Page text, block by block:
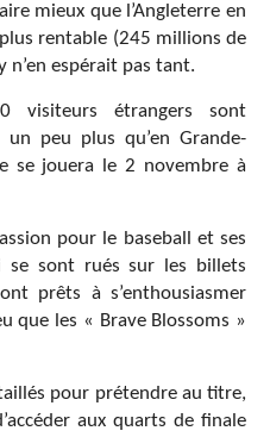
mieux que l’Angleterre en
rentable (245 millions de
n’en espérait pas tant.
visiteurs étrangers sont
peu plus qu’en Grande-
se jouera le 2 novembre à
pour le baseball et ses
se sont rués sur les billets
prêts à s’enthousiasmer
que les « Brave Blossoms »
pour prétendre au titre,
aux quarts de finale